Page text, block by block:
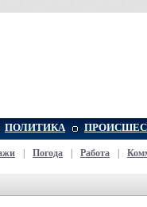
ПОЛИТИКА
Погода Работа